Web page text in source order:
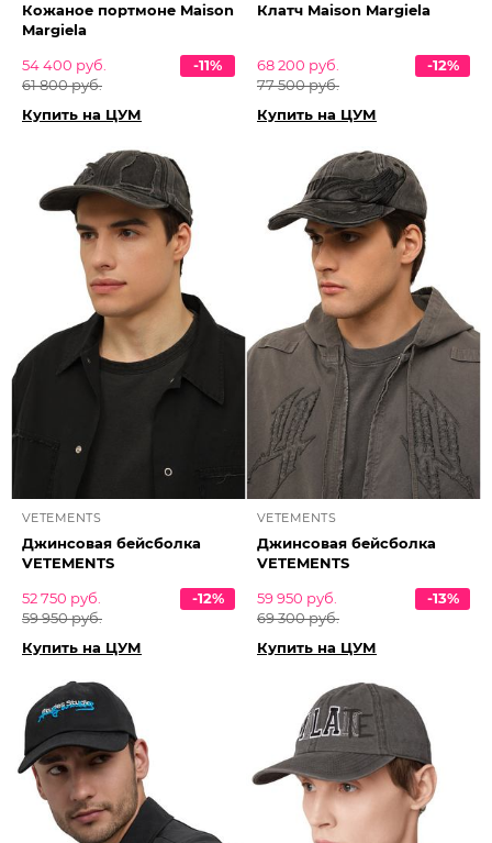
Кожаное портмоне Maison
Margiela
54 400 руб.
61 800 руб.
-11%
Купить на ЦУМ
Клатч Maison Margiela
68 200 руб.
77 500 руб.
-12%
Купить на ЦУМ
VETEMENTS
Джинсовая бейсболка
VETEMENTS
52 750 руб.
59 950 руб.
-12%
Купить на ЦУМ
VETEMENTS
Джинсовая бейсболка
VETEMENTS
59 950 руб.
69 300 руб.
-13%
Купить на ЦУМ